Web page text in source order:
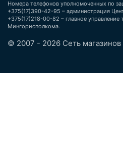
Номера телефонов уполномоченных по
+375(17)390-42-95 – администрация
+375(17)218-00-82 – главное управление
Мингорисполкома.
© 2007 - 2026 Сеть магазинов